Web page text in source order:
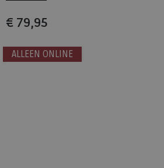
€ 79,95
ALLEEN ONLINE